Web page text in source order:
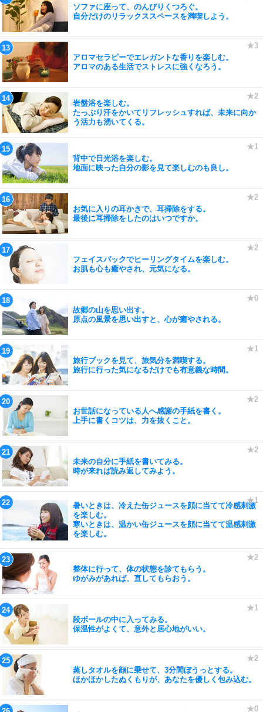
ソファに座って、のんびりくつろぐ。
自分だけのリラックススペースを満喫しよう。
アロマセラピーでエレガントな香りを楽しむ。
アロマのある生活でストレスに強くなろう。
岩盤浴を楽しむ。
たっぷり汗をかいてリフレッシュすれば、未来に向か
う活力も湧いてくる。
背中で日光浴を楽しむ。
地面に映った自分の影を見て楽しむのも良し。
お気に入りの耳かきで、耳掃除をする。
最後に耳掃除をしたのはいつですか。
フェイスパックでヒーリングタイムを楽しむ。
お肌も心も癒やされ、元気になる。
故郷の山を思い出す。
原点の風景を思い出すと、心が癒やされる。
旅行ブックを見て、旅気分を満喫する。
旅行に行った気になるだけでも有意義な時間。
お世話になっている人へ感謝の手紙を書く。
上手に書くコツは、力を抜くこと。
未来の自分に手紙を書いてみる。
時が来れば読み返してみよう。
暑いときは、冷えた缶ジュースを顔に当てて冷感刺激
を楽しむ。
寒いときは、温かい缶ジュースを顔に当てて温感刺激
を楽しむ。
整体に行って、体の状態を診てもらう。
ゆがみがあれば、直してもらおう。
段ボールの中に入ってみる。
保温性がよくて、意外と居心地がいい。
蒸しタオルを顔に乗せて、3分間ぼうっとする。
ほかほかしたぬくもりが、あなたを優しく包み込む。